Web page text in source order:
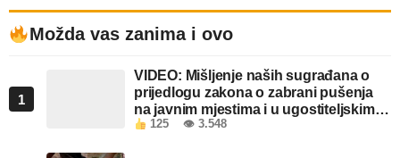
Možda vas zanima i ovo
1
VIDEO: Mišljenje naših sugrađana o
prijedlogu zakona o zabrani pušenja
na javnim mjestima i u ugostiteljskim
objektima u FBiH
125 👁 3.548